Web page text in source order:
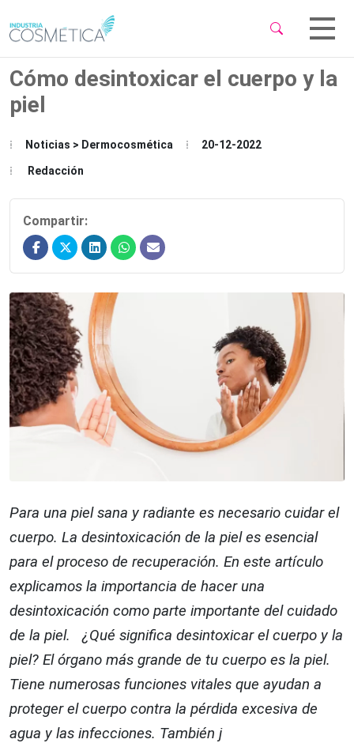
Menu
Cómo desintoxicar el cuerpo y la
piel
Noticias > Dermocosmética 20-12-2022
Redacción
Compartir:
Para una piel sana y radiante es necesario cuidar el
cuerpo. La desintoxicación de la piel es esencial
para el proceso de recuperación. En este artículo
explicamos la importancia de hacer una
desintoxicación como parte importante del cuidado
de la piel. ¿Qué significa desintoxicar el cuerpo y la
piel? El órgano más grande de tu cuerpo es la piel.
Tiene numerosas funciones vitales que ayudan a
proteger el cuerpo contra la pérdida excesiva de
agua y las infecciones. También j